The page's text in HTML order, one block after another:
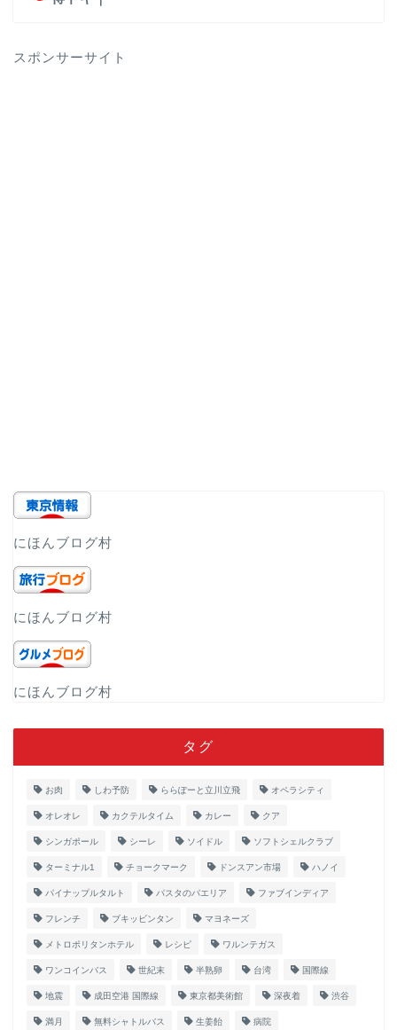
スポンサーサイト
にほんブログ村
にほんブログ村
にほんブログ村
タグ
お肉 しわ予防 ららぽーと立川立飛 オペラシティ
オレオレ カクテルタイム カレー クア
シンガポール シーレ ソイドル ソフトシェルクラブ
ターミナル1 チョークマーク ドンスアン市場 ハノイ
パイナップルタルト パスタのパエリア ファブインディア
フレンチ ブキッビンタン マヨネーズ
メトロポリタンホテル レシピ ワルンテガス
ワンコインバス 世紀末 半熟卵 台湾 国際線
地震 成田空港 国際線 東京都美術館 深夜着 渋谷
満月 無料シャトルバス 生姜飴 病院